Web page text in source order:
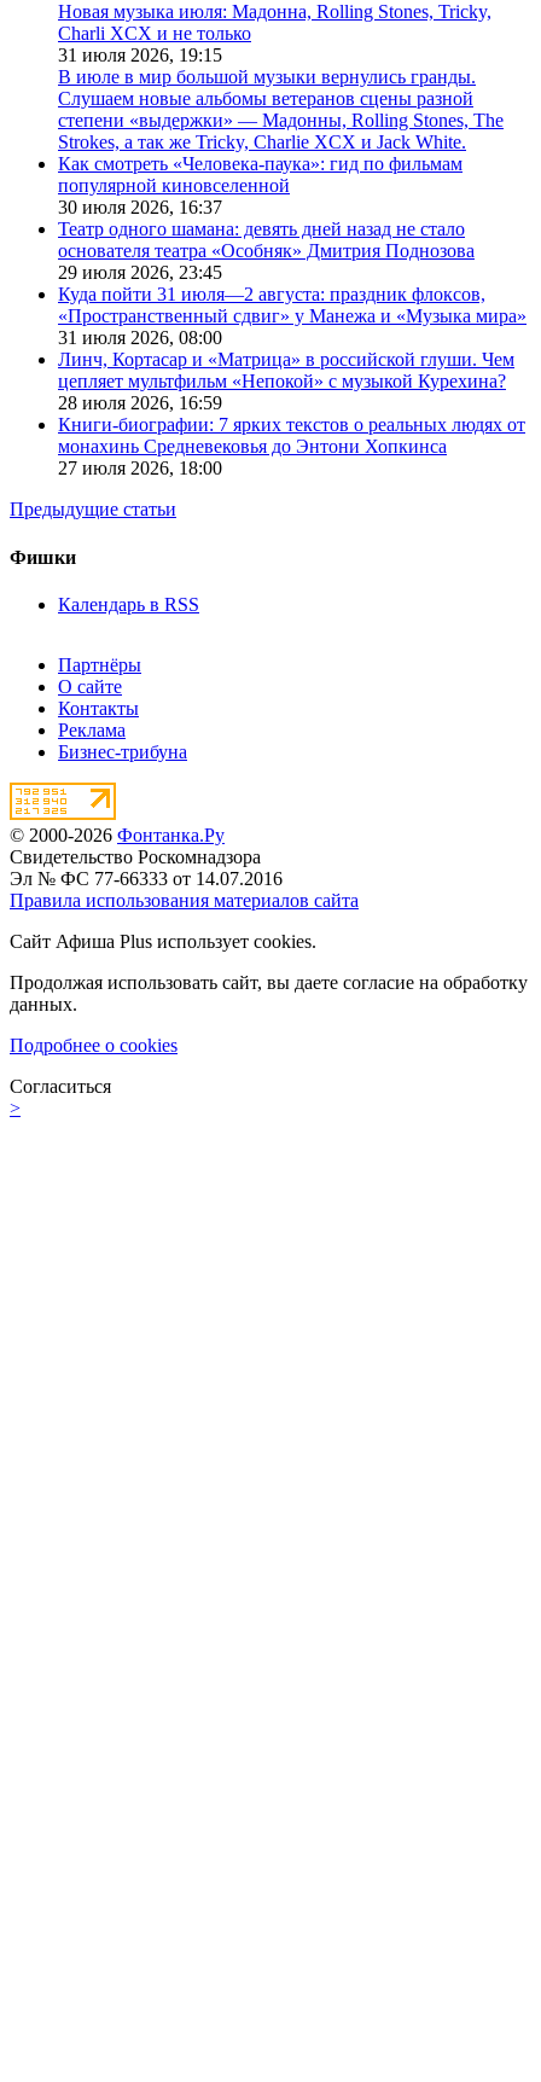
Новая музыка июля: Мадонна, Rolling Stones, Tricky,
Charli XCX и не только
31 июля 2026, 19:15
В июле в мир большой музыки вернулись гранды.
Слушаем новые альбомы ветеранов сцены разной
степени «выдержки» — Мадонны, Rolling Stones, The
Strokes, а так же Tricky, Charlie XCX и Jack White.
Как смотреть «Человека-паука»: гид по фильмам
популярной киновселенной
30 июля 2026, 16:37
Театр одного шамана: девять дней назад не стало
основателя театра «Особняк» Дмитрия Поднозова
29 июля 2026, 23:45
Куда пойти 31 июля—2 августа: праздник флоксов,
«Пространственный сдвиг» у Манежа и «Музыка мира»
31 июля 2026, 08:00
Линч, Кортасар и «Матрица» в российской глуши. Чем
цепляет мультфильм «Непокой» с музыкой Курехина?
28 июля 2026, 16:59
Книги-биографии: 7 ярких текстов о реальных людях от
монахинь Средневековья до Энтони Хопкинса
27 июля 2026, 18:00
Предыдущие статьи
Фишки
Календарь в RSS
Партнёры
О сайте
Контакты
Реклама
Бизнес-трибуна
© 2000-2026 Фонтанка.Ру
Свидетельство Роскомнадзора
Эл № ФС 77-66333 от 14.07.2016
Правила использования материалов сайта
Сайт Афиша Plus использует cookies.
Продолжая использовать сайт, вы даете согласие на обработку
данных.
Подробнее о cookies
Согласиться
>